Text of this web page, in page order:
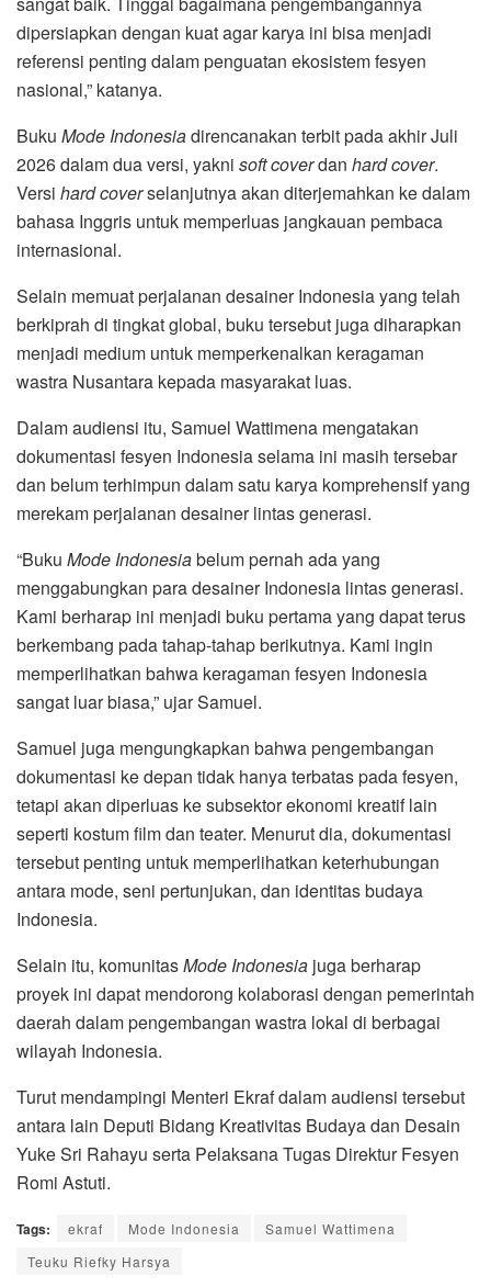
dipersiapkan dengan kuat agar karya ini bisa menjadi
referensi penting dalam penguatan ekosistem fesyen
nasional,” katanya.
Buku Mode Indonesiadirencanakan terbit pada akhir Juli
2026 dalam dua versi, yakni soft coverdan hard cover.
Versi hard coverselanjutnya akan diterjemahkan ke dalam
bahasa Inggris untuk memperluas jangkauan pembaca
internasional.
Selain memuat perjalanan desainer Indonesia yang telah
berkiprah di tingkat global, buku tersebut juga diharapkan
menjadi medium untuk memperkenalkan keragaman
wastra Nusantara kepada masyarakat luas.
Dalam audiensi itu, Samuel Wattimena mengatakan
dokumentasi fesyen Indonesia selama ini masih tersebar
dan belum terhimpun dalam satu karya komprehensif yang
merekam perjalanan desainer lintas generasi.
“Buku Mode Indonesiabelum pernah ada yang
menggabungkan para desainer Indonesia lintas generasi.
Kami berharap ini menjadi buku pertama yang dapat terus
berkembang pada tahap-tahap berikutnya. Kami ingin
memperlihatkan bahwa keragaman fesyen Indonesia
sangat luar biasa,” ujar Samuel.
Samuel juga mengungkapkan bahwa pengembangan
dokumentasi ke depan tidak hanya terbatas pada fesyen,
tetapi akan diperluas ke subsektor ekonomi kreatif lain
seperti kostum film dan teater. Menurut dia, dokumentasi
tersebut penting untuk memperlihatkan keterhubungan
antara mode, seni pertunjukan, dan identitas budaya
Indonesia.
Selain itu, komunitasMode Indonesia juga berharap
proyek ini dapat mendorong kolaborasi dengan pemerintah
daerah dalam pengembangan wastra lokal di berbagai
wilayah Indonesia.
Turut mendampingi Menteri Ekraf dalam audiensi tersebut
antara lain Deputi Bidang Kreativitas Budaya dan Desain
Yuke Sri Rahayu serta Pelaksana Tugas Direktur Fesyen
Romi Astuti.
Tags: ekraf Mode Indonesia
Samuel Wattimena
Teuku Riefky Harsya